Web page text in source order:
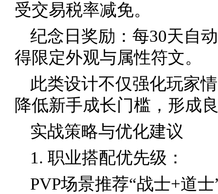
受交易税率减免。
纪念日奖励：每30天自
得限定外观与属性符文。
此类设计不仅强化玩家
降低新手成长门槛，形成
实战策略与优化建议
1. 职业搭配优先级：
PVP场景推荐“战士+道